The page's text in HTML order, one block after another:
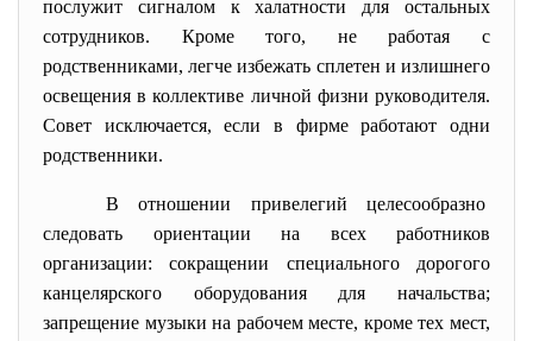
послужит сигналом к халатности для остальных
сотрудников. Кроме того, не работая с
родственниками, легче избежать сплетен и излишнего
освещения в коллективе личной физни руководителя.
Совет исключается, если в фирме работают одни
родственники.
В отношении привелегий целесообразно
следовать ориентации на всех работников
организации: сокращении специального дорогого
канцелярского оборудования для начальства;
запрещение музыки на рабочем месте, кроме тех мест,